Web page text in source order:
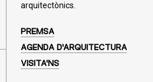
arquitectònics.
PREMSA
AGENDA D'ARQUITECTURA
VISITA'NS